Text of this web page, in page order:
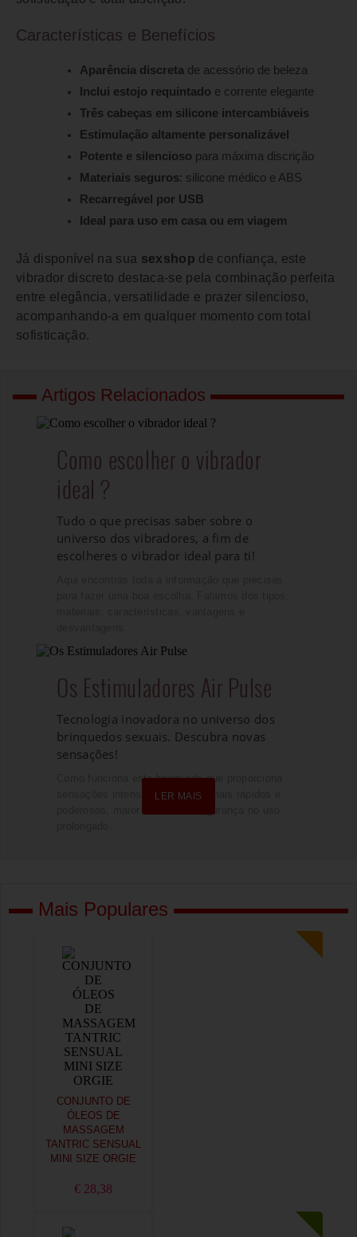
Características e Benefícios
Aparência discreta de acessório de beleza
Inclui estojo requintado e corrente elegante
Três cabeças em silicone intercambiáveis
Estimulação altamente personalizável
Potente e silencioso para máxima discrição
Materiais seguros: silicone médico e ABS
Recarregável por USB
Ideal para uso em casa ou em viagem
Já disponível na sua sexshop de confiança, este
vibrador discreto destaca-se pela combinação perfeita
entre elegância, versatilidade e prazer silencioso,
acompanhando-a em qualquer momento com total
sofisticação.
Artigos Relacionados
Como escolher o vibrador
ideal ?
Tudo o que precisas saber sobre o
universo dos vibradores, a fim de
escolheres o vibrador ideal para ti!
LER MAIS
Os Estimuladores Air Pulse
Tecnologia inovadora no universo dos
brinquedos sexuais. Descubra novas
sensações!
Como funciona este brinquedo que proporciona
sensações intensas, orgasmos mais rápidos e
LER MAIS
Mais Populares
CONJUNTO DE
ÓLEOS DE
MASSAGEM
TANTRIC SENSUAL
MINI SIZE ORGIE
€ 28,38